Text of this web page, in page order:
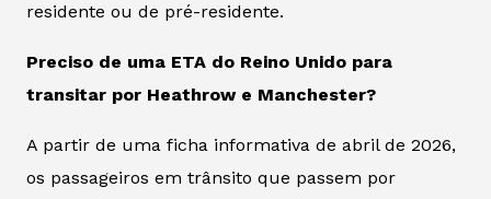
residente ou de pré-residente.
Preciso de uma ETA do Reino Unido para
transitar por Heathrow e Manchester?
A partir de uma ficha informativa de abril de 2026,
os passageiros em trânsito que passem por